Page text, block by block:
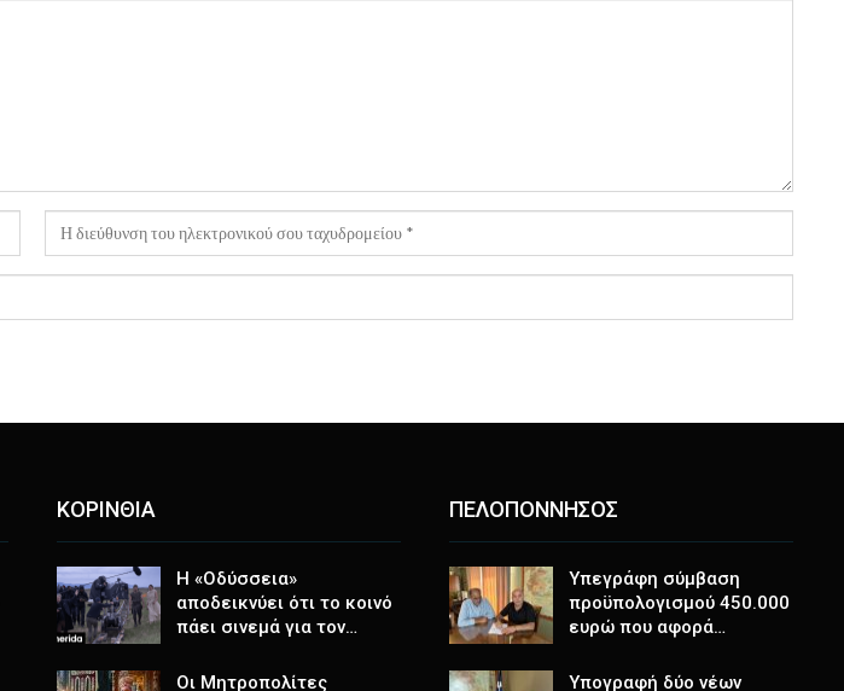
ΚΟΡΙΝΘΙΑ
Η «Οδύσσεια»
αποδεικνύει ότι το κοινό
πάει σινεμά για τον…
Οι Μητροπολίτες
ΠΕΛΟΠΟΝΝΗΣΟΣ
Υπεγράφη σύμβαση
προϋπολογισμού 450.000
ευρώ που αφορά…
Υπογραφή δύο νέων